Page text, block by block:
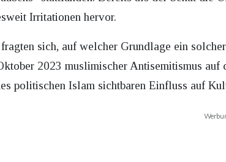
Irritationen hervor.
sich, auf welcher Grundlage ein
2023 muslimischer Antisemitismus
politischen Islam sichtbaren Einfluss auf